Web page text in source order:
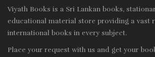
Viyath Books is a Sri Lankan books,
educational material store providing a vast
international books in every subject.
Place your request with us and get your